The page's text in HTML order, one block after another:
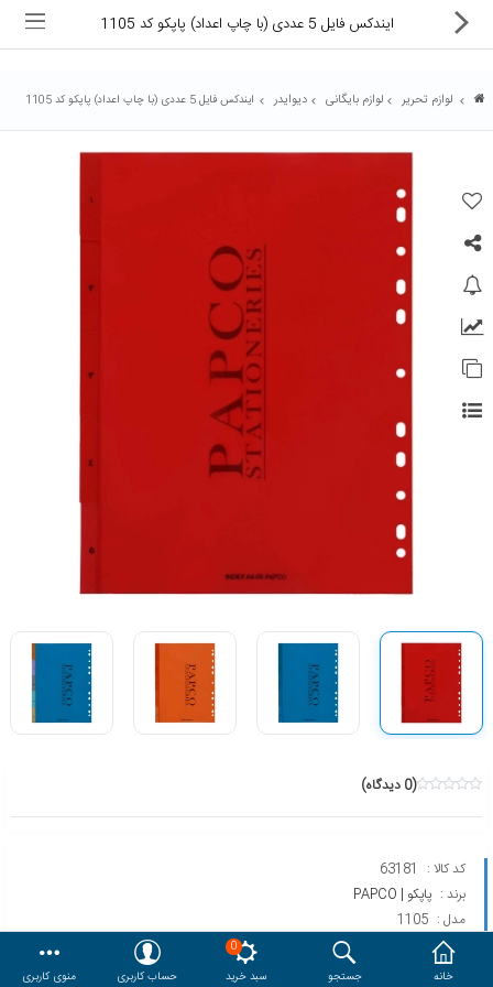
کالای دیجیتال
لوازم التحریر
کارتریج و تونر
تجهیزات فروشگاهی و بانکی
دستگاه صحافی و پرس
هدایا و ست مدیریتی
مقایسه محصولات مورد علاقه
دسترسی کاربری حساب کاربری
خانه جستجو
0
سبد خرید
حساب کاربری منوی کاربری
ایندکس فایل 5 عددی (با چاپ اعداد) پاپکو کد 1105
لوازم تحریر لوازم بایگانی دیوایدر ایندکس فایل 5 عددی (با چاپ اعداد) پاپکو کد 1105
(0 دیدگاه)
کد کالا :
برند : پاپکو | PAPCO
مدل :